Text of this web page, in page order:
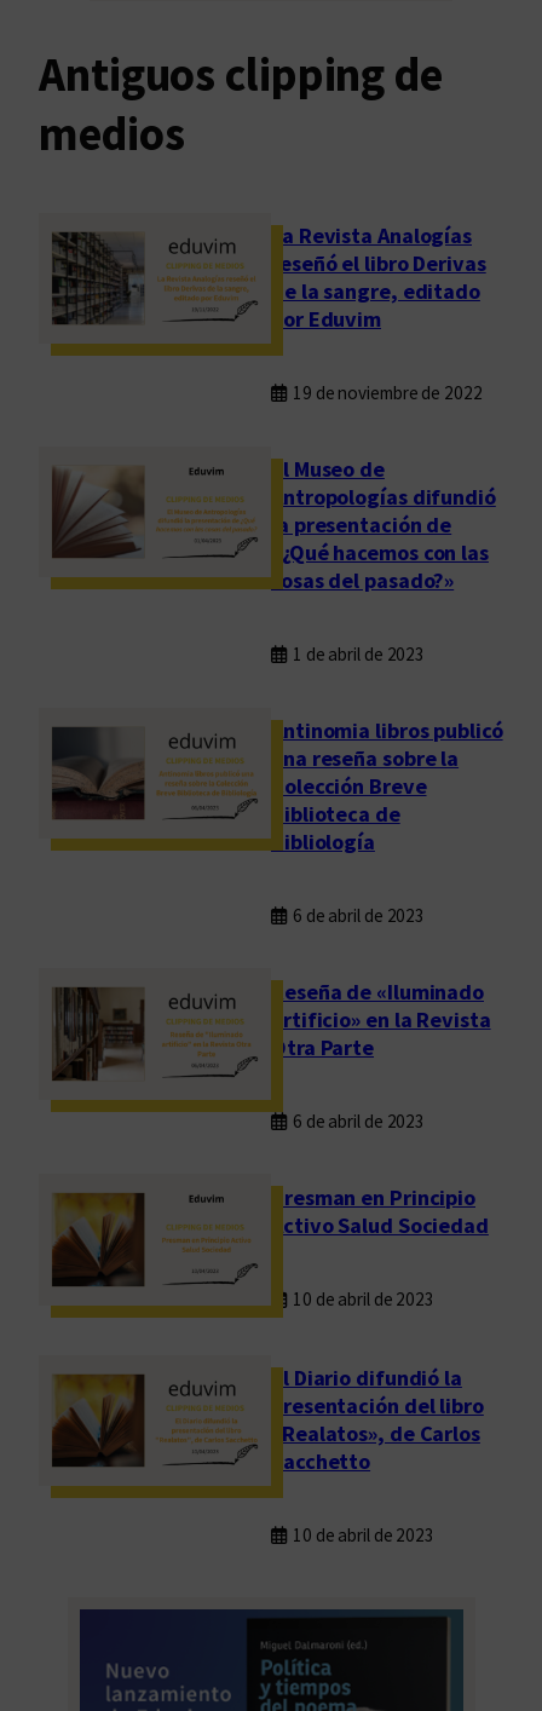
Antiguos clipping de
medios
La Revista Analogías
reseñó el libro Derivas
de la sangre, editado
por Eduvim
19 de noviembre de 2022
El Museo de
Antropologías difundió
la presentación de
«¿Qué hacemos con las
cosas del pasado?»
1 de abril de 2023
Antinomia libros publicó
una reseña sobre la
Colección Breve
Biblioteca de
Bibliología
6 de abril de 2023
Reseña de «Iluminado
artificio» en la Revista
Otra Parte
6 de abril de 2023
Presman en Principio
Activo Salud Sociedad
10 de abril de 2023
El Diario difundió la
presentación del libro
«Realatos», de Carlos
Sacchetto
10 de abril de 2023